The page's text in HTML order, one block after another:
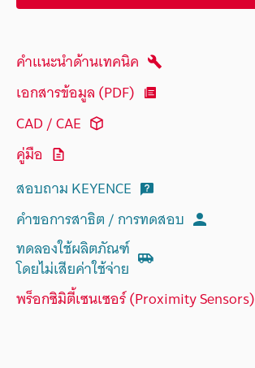
คำแนะนำด้านเทคนิค
เอกสารข้อมูล (PDF)
CAD / CAE
คู่มือ
สอบถาม KEYENCE
คำขอการสาธิต / การทดสอบ
ทดลองใช้ผลิตภัณฑ์
โดยไม่เสียค่าใช้จ่าย
พร็อกซิมิตี้เซนเซอร์ (Proximity Sensors)